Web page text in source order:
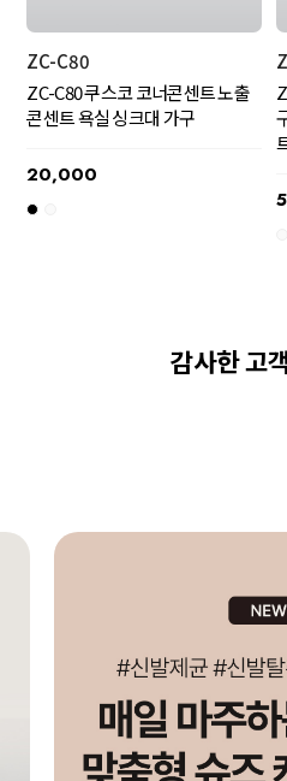
ZC-C80
ZC-C80 쿠스코 코너콘센트 노출
콘센트 욕실 싱크대 가구
20,000
감사한 고